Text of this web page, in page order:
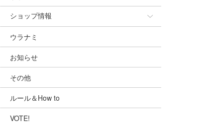
ショップ情報
ショップ情報
湘南
千葉北
伊豆
千葉南
ウラナミ
お知らせ
その他
ルール＆How to
VOTE!